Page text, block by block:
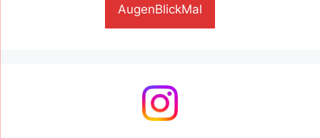
AugenBlickMal